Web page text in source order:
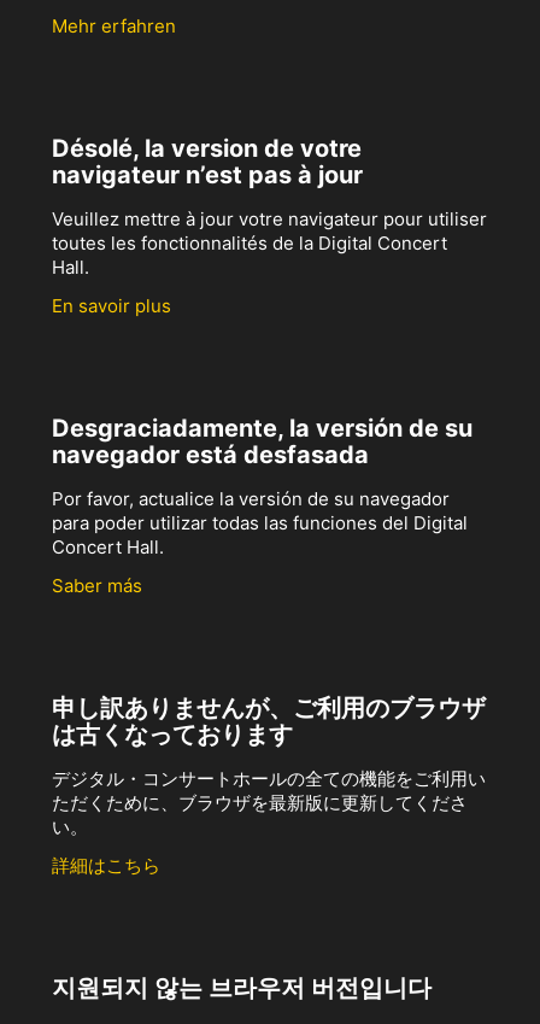
Mehr erfahren
Désolé, la version de votre
navigateur n’est pas à jour
Veuillez mettre à jour votre navigateur pour utiliser
toutes les fonctionnalités de la Digital Concert
Hall.
En savoir plus
Desgraciadamente, la versión de su
navegador está desfasada
Por favor, actualice la versión de su navegador
para poder utilizar todas las funciones del Digital
Concert Hall.
Saber más
申し訳ありませんが、ご利用のブラウザ
は古くなっております
デジタル・コンサートホールの全ての機能をご利用い
ただくために、ブラウザを最新版に更新してくださ
い。
詳細はこちら
지원되지 않는 브라우저 버전입니다